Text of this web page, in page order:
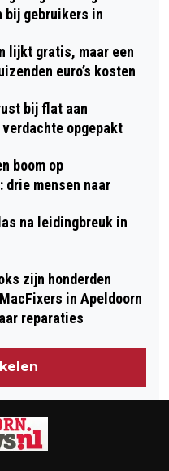
bij gebruikers in
lijkt gratis, maar een
euro’s kosten
bij flat aan
verdachte opgepakt
boom op
drie mensen naar
na leidingbreuk in
zijn honderden
MacFixers in Apeldoorn
reparaties